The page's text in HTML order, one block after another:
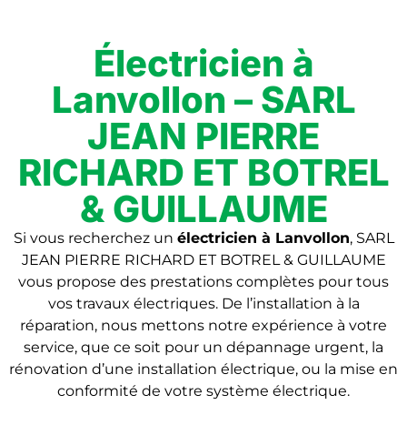
Électricien à
Lanvollon – SARL
JEAN PIERRE
RICHARD ET BOTREL
& GUILLAUME
Si vous recherchez un électricien à Lanvollon, SARL
JEAN PIERRE RICHARD ET BOTREL & GUILLAUME
vous propose des prestations complètes pour tous
vos travaux électriques. De l’installation à la
réparation, nous mettons notre expérience à votre
service, que ce soit pour un dépannage urgent, la
rénovation d’une installation électrique, ou la mise en
conformité de votre système électrique.